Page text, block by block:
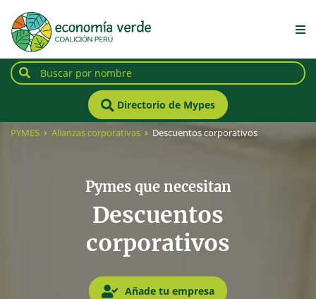
Directorio de Mypes
PYMES Alianzas corporativas Descuentos corporativos
Pymes que necesitan
Descuentos
corporativos
Añade tu empresa